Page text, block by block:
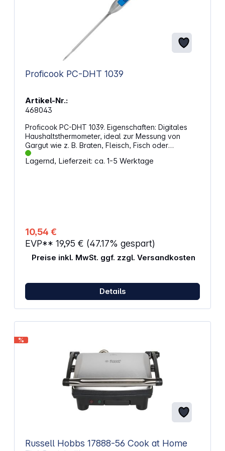
Korrosionsbeständigkeit Kompatibel mit Alfa Forni
Pizzaöfen und allen Alfa Quick- und Napoli-
Proficook PC-DHT 1039
Artikel-Nr.:
468043
Proficook PC-DHT 1039. Eigenschaften: Digitales
Haushaltsthermometer, ideal zur Messung von
Gargut wie z. B. Braten, Fleisch, Fisch oder
Getränke wie z. B. Wein, Champagner, Sekt
Edelstahl Temperaturbereich: -45 °C - 200 °C
Lieferumfang enthalten)
Lagernd, Lieferzeit: ca. 1-5 Werktage
10,54 €
EVP** 19,95 € (47.17% gespart)
Preise inkl. MwSt. ggf. zzgl. Versandkosten
Details
%
Russell Hobbs 17888-56 Cook at Home